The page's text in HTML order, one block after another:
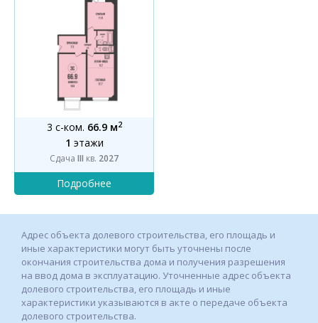
3 с-ком. 66.9 м2
1 этажи
Сдача III кв. 2027
Адрес объекта долевого строительства, его площадь и
иные характеристики могут быть уточнены после
окончания строительства дома и получения разрешения
на ввод дома в эксплуатацию. Уточненные адрес объекта
долевого строительства, его площадь и иные
характеристики указываются в акте о передаче объекта
долевого строительства.